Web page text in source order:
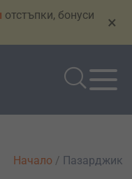
отстъпки, бонуси
×
Начало / Пазарджик